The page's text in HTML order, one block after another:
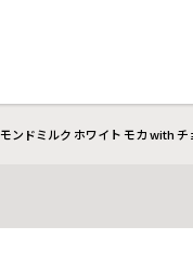
ンドミルク ホワイト モカ with